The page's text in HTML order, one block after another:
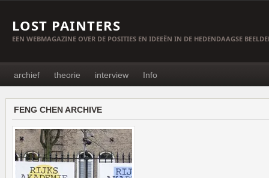
LOST PAINTERS
EEN WEBMAGAZINE OVER DE POSITIES EN IDEEËN IN DE HEDENDAAGSE
archief theorie interview Info
FENG CHEN ARCHIVE